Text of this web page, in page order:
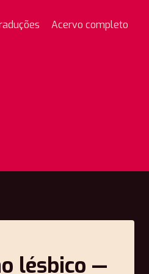
Acervo completo
lésbico —